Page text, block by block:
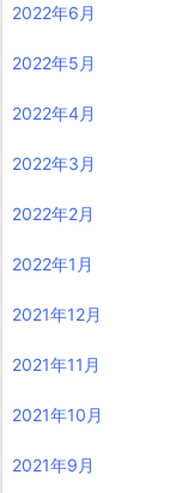
2022年6月
2022年5月
2022年4月
2022年3月
2022年2月
2022年1月
2021年12月
2021年11月
2021年10月
2021年9月